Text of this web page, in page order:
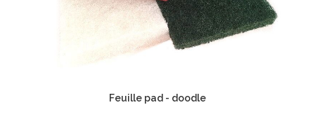
Feuille pad - doodle